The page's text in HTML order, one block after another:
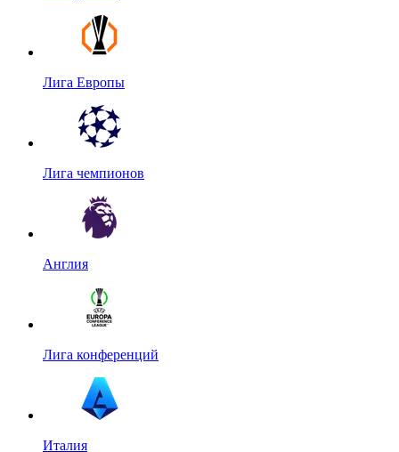
Лига Европы
Лига чемпионов
Англия
Лига конференций
Италия